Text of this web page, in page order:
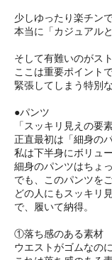
少しゆったり楽チン
本当に「カジュアル
そして有難いのがス
ここは重要ポイント
緊張してしまう特別
●パンツ
「スッキリ見えの要
正直最初は「細身の
私は下半身にボリュ
細身のパンツはちょっ
でも、このパンツを
どの人にもスッキリ
で、履いて納得。
①落ち感のある素材
ウエストがゴムなの